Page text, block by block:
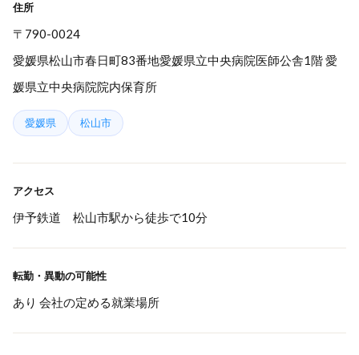
住所
〒790-0024
愛媛県松山市春日町83番地愛媛県立中央病院医師公舎1階 愛
媛県立中央病院院内保育所
愛媛県 松山市
アクセス
伊予鉄道 松山市駅から徒歩で10分
転勤・異動の可能性
あり 会社の定める就業場所